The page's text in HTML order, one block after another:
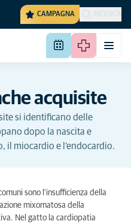
CAMPAGNA RICERCA
acquisite
si identificano delle
dopo la nascita e
il miocardio e l'endocardio.
sono l'insufficienza della
mixomatosa della
Nel gatto la cardiopatia